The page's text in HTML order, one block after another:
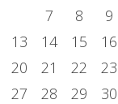
7 8
9
13 14 15
16
20 21 22
23
27 28 29
30